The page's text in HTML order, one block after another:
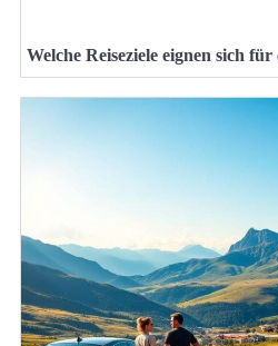
Welche Reiseziele eignen sich